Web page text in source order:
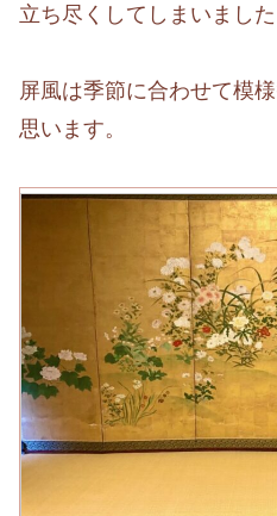
立ち尽くしてしまいました
屏風は季節に合わせて模
思います。